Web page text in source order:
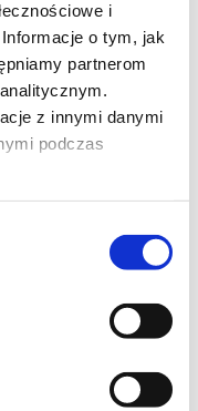
i
o tym, jak
partnerom
z innymi danymi
podczas